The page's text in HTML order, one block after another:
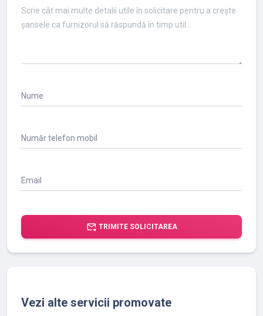
Nume
Număr telefon mobil
Email
forward_to_inbox TRIMITE SOLICITAREA
Vezi alte servicii promovate